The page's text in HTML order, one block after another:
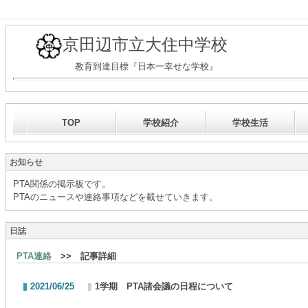
京田辺市立大住中学校
教育到達目標『日本一幸せな学校』
TOP 学校紹介 学校生活
お知らせ
PTA関係の掲示板です。
PTAのニュースや連絡事項などを載せていきます。
日誌
PTA連絡 >> 記事詳細
2021/06/25 1学期 PTA諸会議の日程について